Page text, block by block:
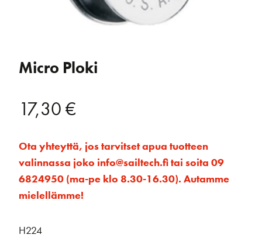
Micro Ploki
17,30€
Ota yhteyttä, jos tarvitset apua tuotteen
valinnassa joko info@sailtech.fi tai soita 09
6824950 (ma-pe klo 8.30-16.30). Autamme
mielellämme!
H224